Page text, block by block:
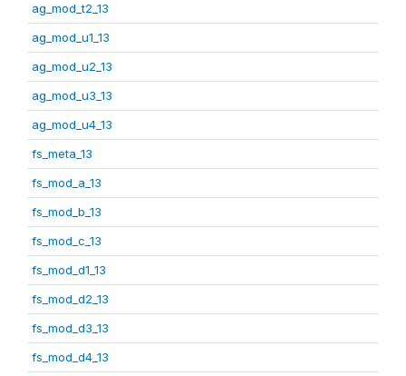
ag_mod_t2_13
ag_mod_u1_13
ag_mod_u2_13
ag_mod_u3_13
ag_mod_u4_13
fs_meta_13
fs_mod_a_13
fs_mod_b_13
fs_mod_c_13
fs_mod_d1_13
fs_mod_d2_13
fs_mod_d3_13
fs_mod_d4_13